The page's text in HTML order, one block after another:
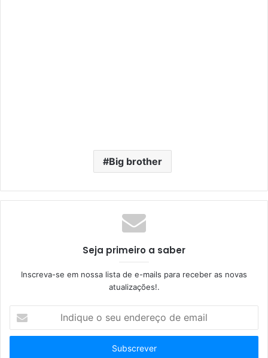
Big brother
Seja primeiro a saber
Inscreva-se em nossa lista de e-mails para receber as novas
atualizações!.
d